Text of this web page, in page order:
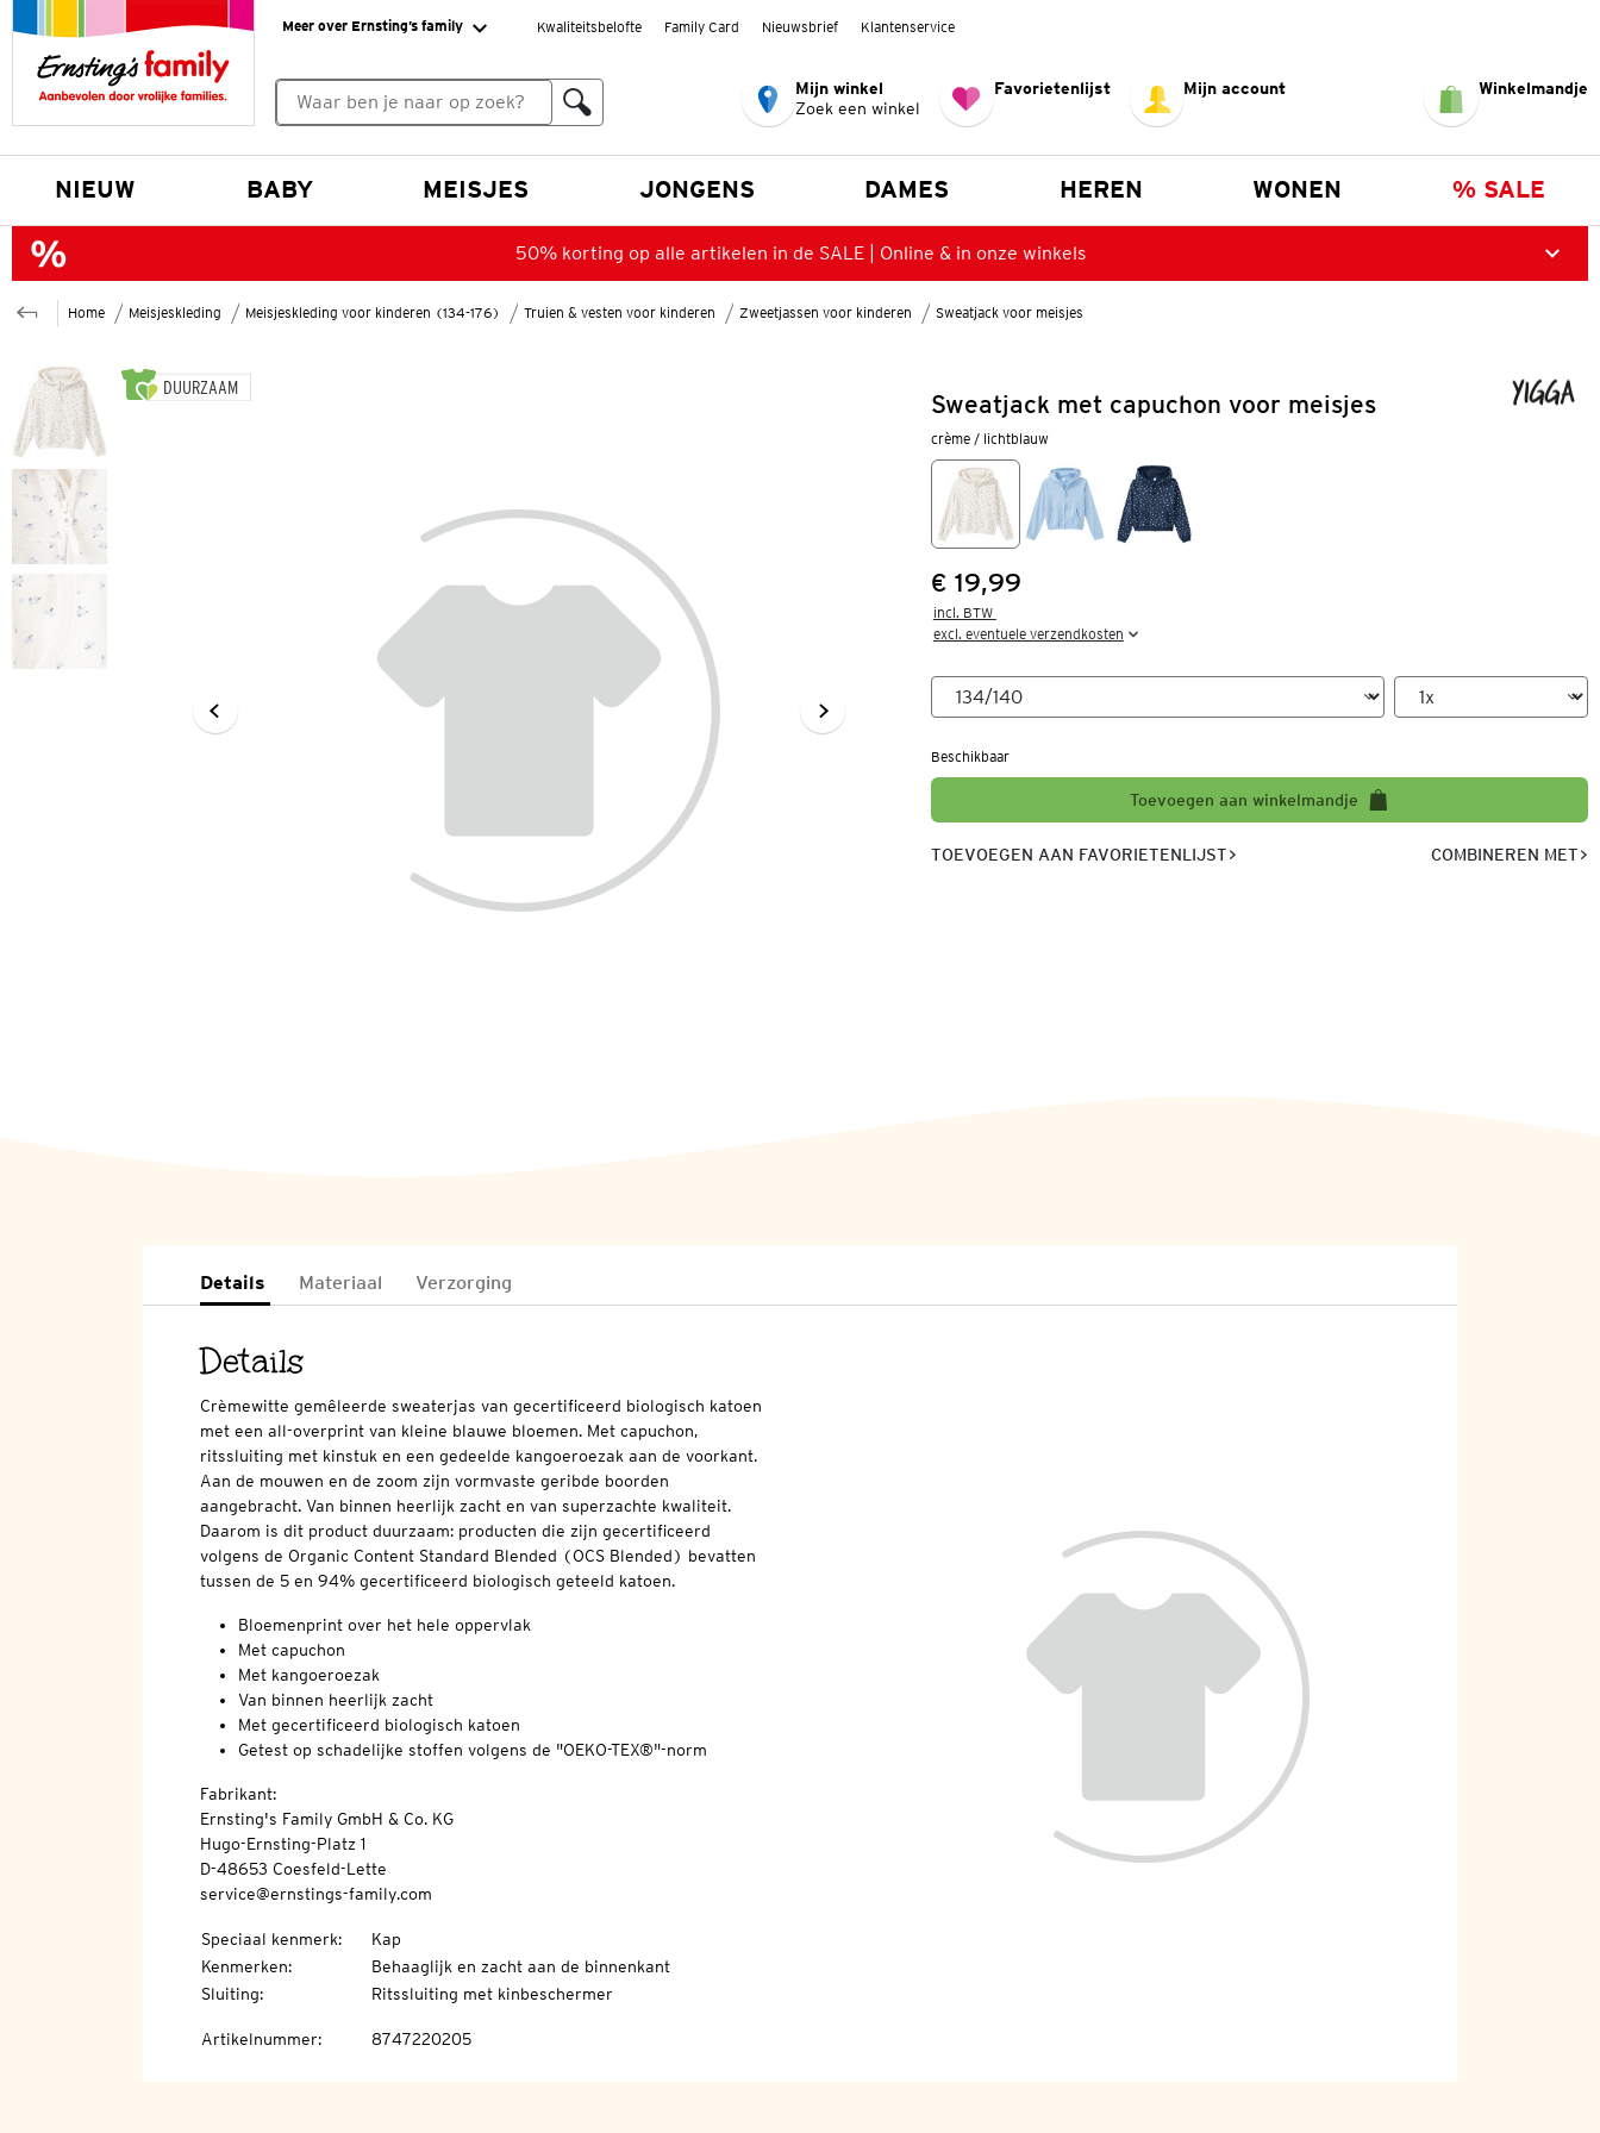
Meer over Ernsting’s family Kwaliteitsbelofte Family Card Nieuwsbrief Klantenservice
Mijn winkel
Zoek een winkel
Favorietenlijst Mijn account Winkelmandje
NIEUW BABY MEISJES JONGENS DAMES HEREN WONEN % SALE
50% korting op alle artikelen in de SALE | Online & in onze winkels
Home Meisjeskleding Meisjeskleding voor kinderen (134-176) Truien & vesten voor kinderen Zweetjassen voor kinderen Sweatjack voor meisjes
DUURZAAM
Sweatjack met capuchon voor meisjes
crème / lichtblauw
Prijs:
€ 19,99
incl. BTW
excl. eventuele verzendkosten
Beschikbaar
Toevoegen aan winkelmandje
TOEVOEGEN AAN FAVORIETENLIJST COMBINEREN MET
Details Materiaal Verzorging
Details
Crèmewitte gemêleerde sweaterjas van gecertificeerd biologisch katoen
met een all-overprint van kleine blauwe bloemen. Met capuchon,
ritssluiting met kinstuk en een gedeelde kangoeroezak aan de voorkant.
Aan de mouwen en de zoom zijn vormvaste geribde boorden
aangebracht. Van binnen heerlijk zacht en van superzachte kwaliteit.
Daarom is dit product duurzaam: producten die zijn gecertificeerd
volgens de Organic Content Standard Blended (OCS Blended) bevatten
tussen de 5 en 94% gecertificeerd biologisch geteeld katoen.
Bloemenprint over het hele oppervlak
Met capuchon
Met kangoeroezak
Van binnen heerlijk zacht
Met gecertificeerd biologisch katoen
Getest op schadelijke stoffen volgens de "OEKO-TEX®"-norm
Fabrikant:
Ernsting's Family GmbH & Co. KG
Hugo-Ernsting-Platz 1
D-48653 Coesfeld-Lette
service@ernstings-family.com
Speciaal kenmerk:
Kap
Kenmerken:
Behaaglijk en zacht aan de binnenkant
Sluiting: Ritssluiting met kinbeschermer
Artikelnummer: 8747220205